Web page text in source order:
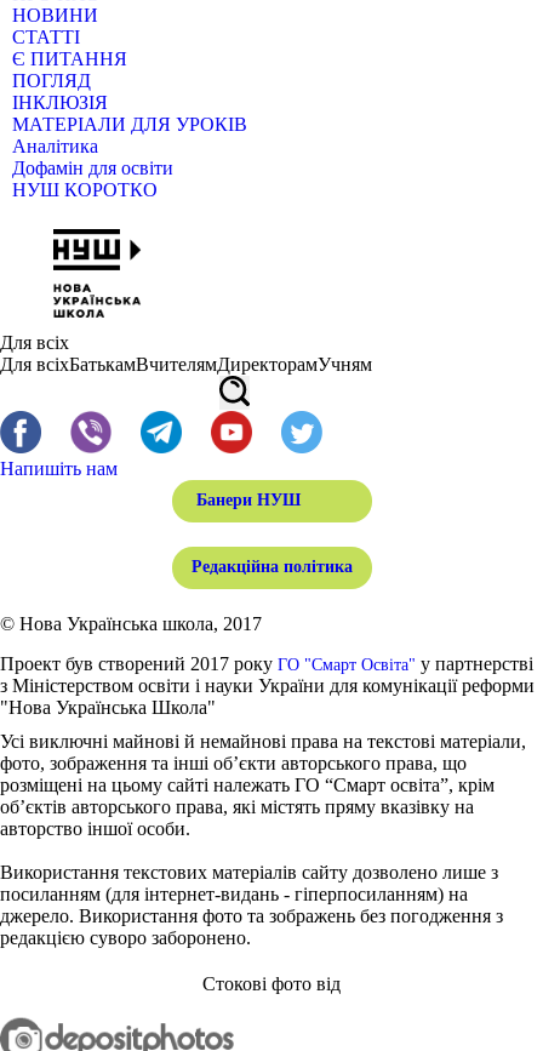
НОВИНИ
СТАТТІ
Є ПИТАННЯ
ПОГЛЯД
ІНКЛЮЗІЯ
МАТЕРІАЛИ ДЛЯ УРОКІВ
Аналітика
Дофамін для освіти
НУШ КОРОТКО
Для всіх
Для всіхБатькамВчителямДиректорамУчням
Напишіть нам
Банери НУШ
Редакційна політика
© Нова Українська школа, 2017
Проект був створений 2017 року ГО "Смарт Освіта" у партнерстві
з Міністерством освіти і науки України для комунікації реформи
"Нова Українська Школа"
Усі виключні майнові й немайнові права на текстові матеріали,
фото, зображення та інші об’єкти авторського права, що
розміщені на цьому сайті належать ГО “Смарт освіта”, крім
об’єктів авторського права, які містять пряму вказівку на
авторство іншої особи.
Використання текстових матеріалів сайту дозволено лише з
посиланням (для інтернет-видань - гіперпосиланням) на
джерело. Використання фото та зображень без погодження з
редакцією суворо заборонено.
Стокові фото від